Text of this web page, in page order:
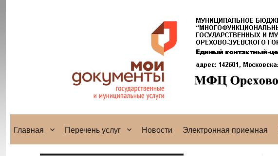
Главная Перечень услуг Новости Электронная приемная